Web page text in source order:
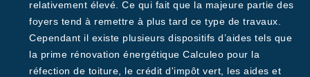
relativement élevé. Ce qui fait que la majeure partie des
foyers tend à remettre à plus tard ce type de travaux.
Cependant il existe plusieurs dispositifs d’aides tels que
la prime rénovation énergétique Calculeo pour la
réfection de toiture, le crédit d'impôt vert, les aides et